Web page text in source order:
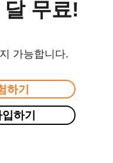
무료!
가능합니다.
하기
하기